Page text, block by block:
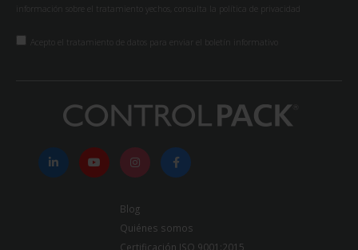
información sobre el tratamiento yechos, consulta la política de privacidad
Acepto el tratamiento de datos para enviar el boletín informativo
Blog
Quiénes somos
Certificación ISO 9001:2015